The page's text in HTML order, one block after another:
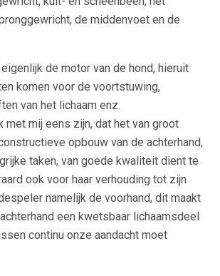
de middenvoet en de
de motor van de hond, hieruit
komen voor de voortstuwing,
van het lichaam enz.
met mij eens zijn, dat het van groot
opbouw van de achterhand,
taken, van goede kwaliteit dient te
ook voor haar verhouding tot zijn
namelijk de voorhand, dit maakt
een kwetsbaar lichaamsdeel
continu onze aandacht moet